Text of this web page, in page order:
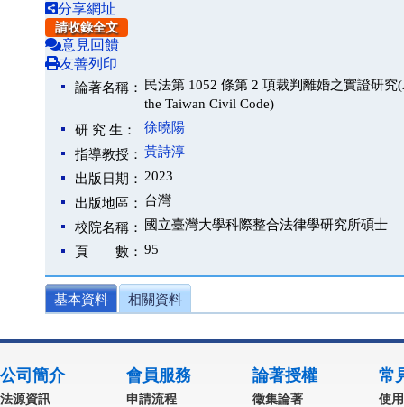
分享網址
請收錄全文
意見回饋
友善列印
論著名稱：
民法第 1052 條第 2 項裁判離婚之實證研
the Taiwan Civil Code)
研 究 生：
徐曉陽
指導教授： 黃詩淳
出版日期： 2023
出版地區： 台灣
校院名稱：
國立臺灣大學科際整合法律學研究所碩士
頁 數： 95
基本資料 相關資料
公司簡介
法源資訊
會員服務
申請流程
論著授權
徵集論著
常
使